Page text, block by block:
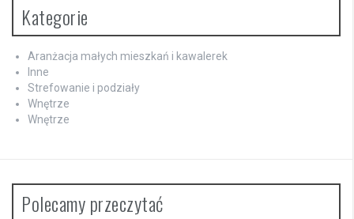
Kategorie
Aranżacja małych mieszkań i kawalerek
Inne
Strefowanie i podziały
Wnętrze
Wnętrze
Polecamy przeczytać